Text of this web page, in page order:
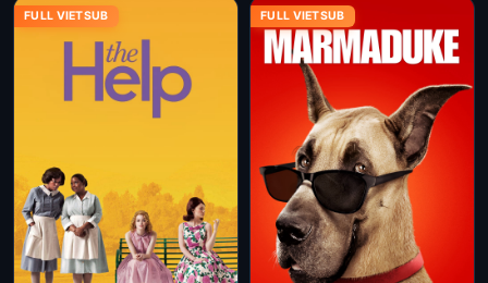
FULL VIETSUB FULL VIETSUB